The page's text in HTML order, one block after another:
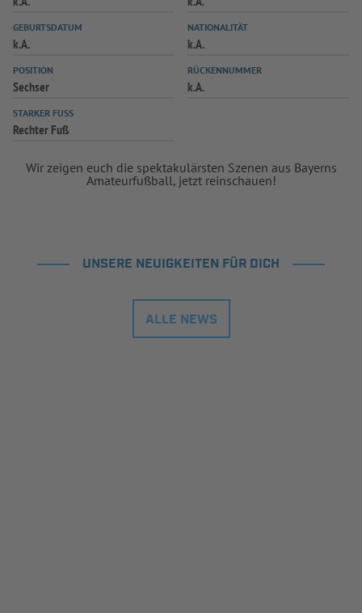
SPIELPLUS
GEBURTSDATUM
k.A.
NATIONALITÄT
k.A.
POSITION
Sechser
RÜCKENNUMMER
k.A.
STARKER FUSS
Rechter Fuß
Wir zeigen euch die spektakulärsten Szenen aus Bayerns
Amateurfußball, jetzt reinschauen!
UNSERE NEUIGKEITEN FÜR DICH
ALLE NEWS